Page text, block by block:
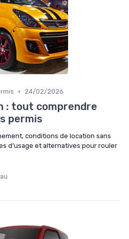
• 24/02/2026
: tout comprendre
permis
conditions de location sans
d’usage et alternatives pour rouler